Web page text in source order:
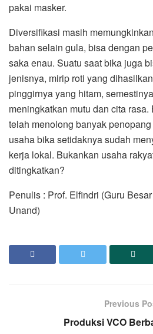
pakai masker.
Diversifikasi masih
bahan selain gula, bisa dengan
saka enau. Suatu saat bika juga
jenisnya, mirip roti yang
pinggirnya yang hitam,
meningkatkan mutu dan cita
telah menolong banyak
usaha bika setidaknya sudah
kerja lokal. Bukankan usaha
ditingkatkan?
Penulis : Prof. Elfindri (Guru
Unand)
Previous
Produksi VCO